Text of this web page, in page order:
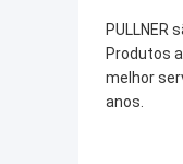
PULLNER
Produtos
melhor
anos.